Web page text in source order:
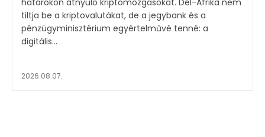
határokon átnyúló kriptomozgásokat. Dél-Afrika nem
tiltja be a kriptovalutákat, de a jegybank és a
pénzügyminisztérium egyértelművé tenné: a
digitális...
2026.08.07.